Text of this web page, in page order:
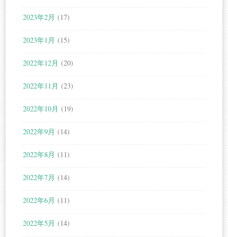
2023年2月 (17)
2023年1月 (15)
2022年12月 (20)
2022年11月 (23)
2022年10月 (19)
2022年9月 (14)
2022年8月 (11)
2022年7月 (14)
2022年6月 (11)
2022年5月 (14)